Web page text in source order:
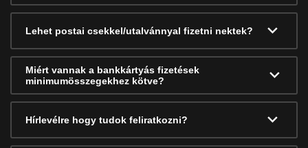
Lehet postai csekkel/utalvánnyal fizetni nektek?
Miért vannak a bankkártyás fizetések
minimumösszegekhez kötve?
Hírlevélre hogy tudok feliratkozni?